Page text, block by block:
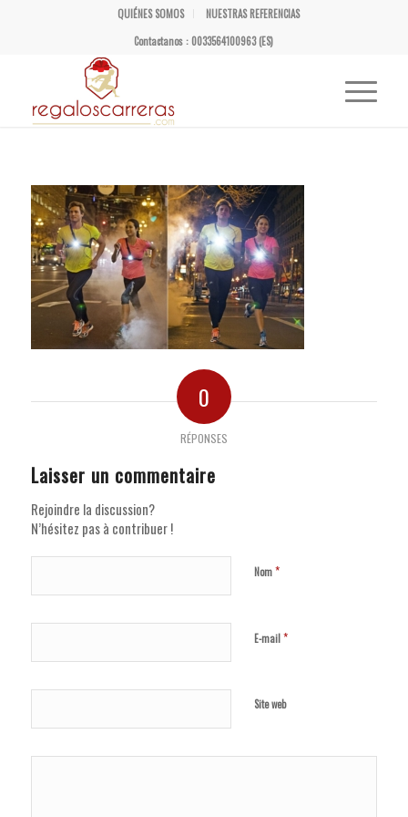
QUIÉNES SOMOS
NUESTRAS REFERENCIAS
Contactanos : 0033564100963 (ES)
0
RÉPONSES
Laisser un commentaire
Rejoindre la discussion?
N’hésitez pas à contribuer !
Nom*
E-mail*
Site web